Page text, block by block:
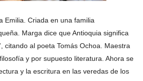
Emilia. Criada en una familia
Marga dice que Antioquia significa
citando al poeta Tomás Ochoa. Maestra
y por supuesto literatura. Ahora se
y la escritura en las veredas de los